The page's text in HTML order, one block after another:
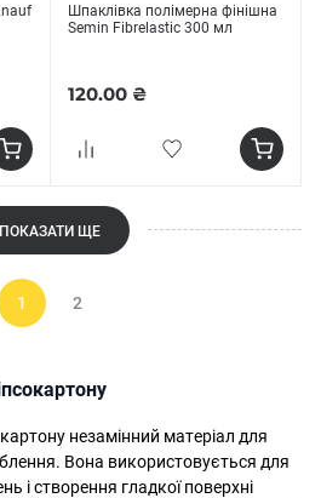
Шпаклівка полімерна фінішна
Semin Fibrelastic 300 мл
120.00 ₴
ПОКАЗАТИ ЩЕ
1 2
незамінний матеріал для
Вона використовується для
і створення гладкої поверхні